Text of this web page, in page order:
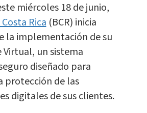
miércoles 18 de junio,
Rica(BCR) inicia
la implementación de su
Virtual, un sistema
diseñado para
protección de las
digitales de sus clientes.